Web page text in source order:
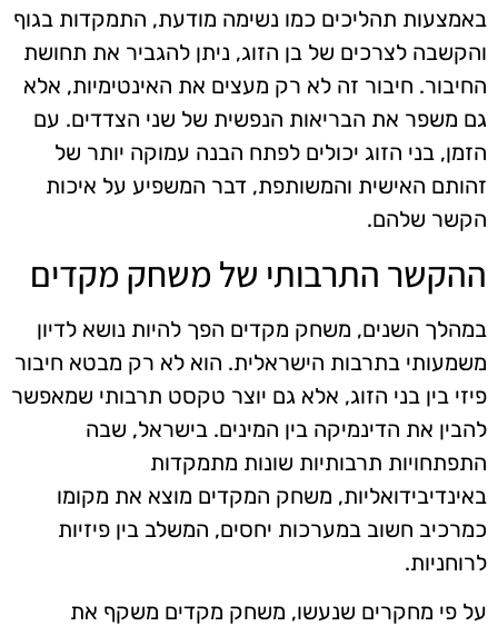
באמצעות תהליכים כמו נשימה מודעת, התמקדות בגוף
והקשבה לצרכים של בן הזוג, ניתן להגביר את תחושת
החיבור. חיבור זה לא רק מעצים את האינטימיות, אלא
גם משפר את הבריאות הנפשית של שני הצדדים. עם
הזמן, בני הזוג יכולים לפתח הבנה עמוקה יותר של
זהותם האישית והמשותפת, דבר המשפיע על איכות
הקשר שלהם.
ההקשר התרבותי של משחק מקדים
במהלך השנים, משחק מקדים הפך להיות נושא לדיון
משמעותי בתרבות הישראלית. הוא לא רק מבטא חיבור
פיזי בין בני הזוג, אלא גם יוצר טקסט תרבותי שמאפשר
להבין את הדינמיקה בין המינים. בישראל, שבה
התפתחויות תרבותיות שונות מתמקדות
באינדיבידואליות, משחק המקדים מוצא את מקומו
כמרכיב חשוב במערכות יחסים, המשלב בין פיזיות
לרוחניות.
על פי מחקרים שנעשו, משחק מקדים משקף את